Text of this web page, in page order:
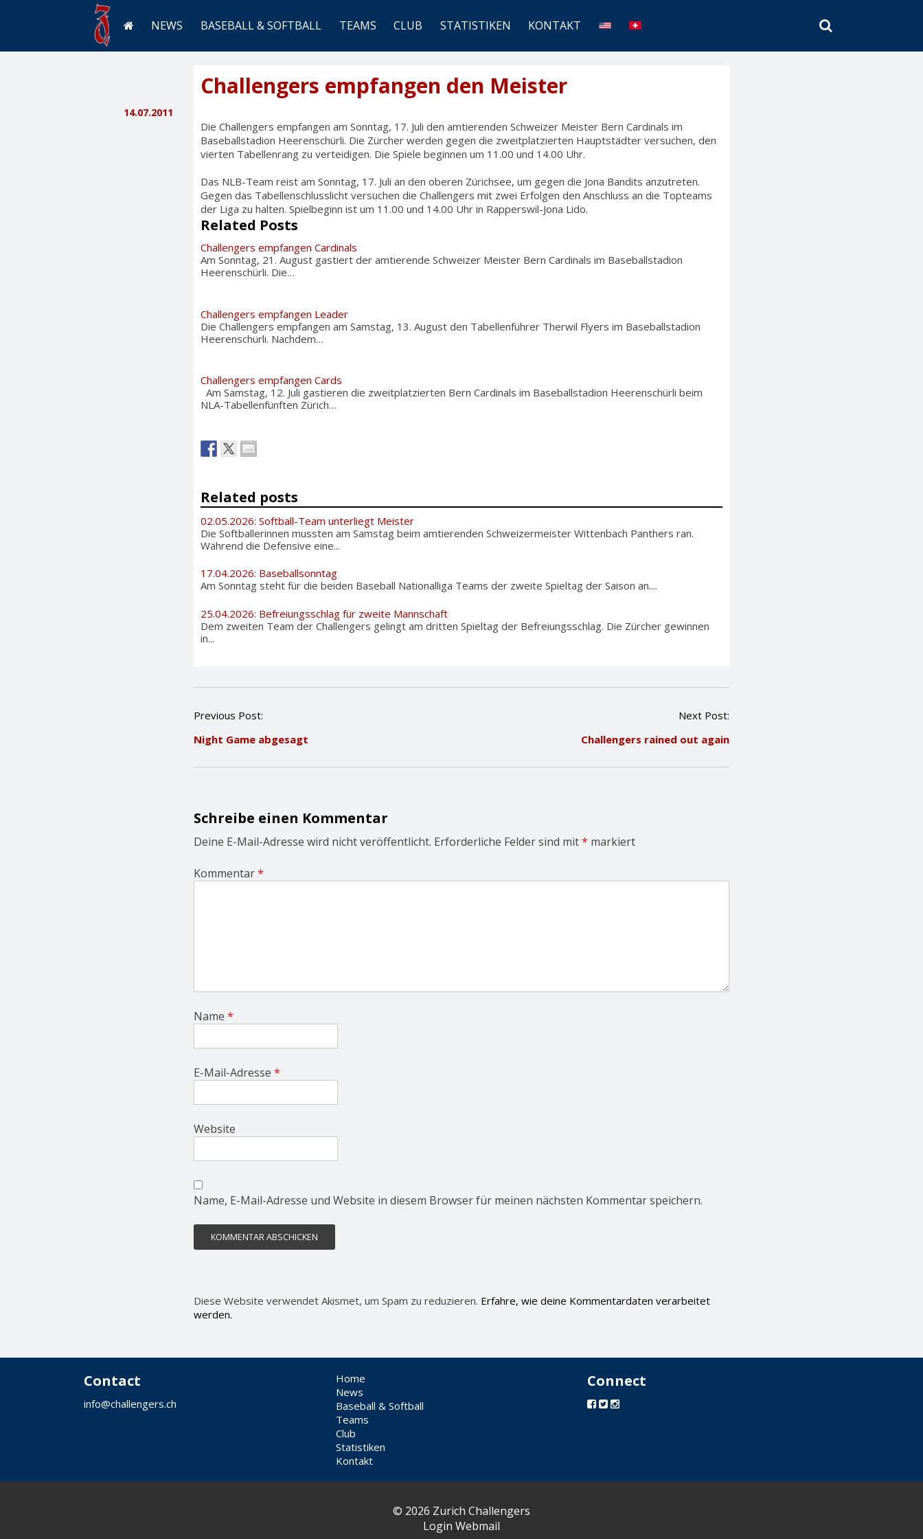
NEWS BASEBALL & SOFTBALL TEAMS CLUB STATISTIKEN KONTAKT
SEARCH
Challengers empfangen den Meister
14.07.2011
Die Challengers empfangen am Sonntag, 17. Juli den amtierenden Schweizer Meister Bern Cardinals im
Baseballstadion Heerenschürli. Die Zürcher werden gegen die zweitplatzierten Hauptstädter versuchen, den
vierten Tabellenrang zu verteidigen. Die Spiele beginnen um 11.00 und 14.00 Uhr.
Das NLB-Team reist am Sonntag, 17. Juli an den oberen Zürichsee, um gegen die Jona Bandits anzutreten.
Gegen das Tabellenschlusslicht versuchen die Challengers mit zwei Erfolgen den Anschluss an die Topteams
der Liga zu halten. Spielbeginn ist um 11.00 und 14.00 Uhr in Rapperswil-Jona Lido.
Related Posts
Challengers empfangen Cardinals
Am Sonntag, 21. August gastiert der amtierende Schweizer Meister Bern Cardinals im Baseballstadion
Heerenschürli. Die…
Challengers empfangen Leader
Die Challengers empfangen am Samstag, 13. August den Tabellenführer Therwil Flyers im Baseballstadion
Heerenschürli. Nachdem…
Challengers empfangen Cards
Am Samstag, 12. Juli gastieren die zweitplatzierten Bern Cardinals im Baseballstadion Heerenschürli beim
NLA-Tabellenfünften Zürich…
Related posts
02.05.2026: Softball-Team unterliegt Meister
Die Softballerinnen mussten am Samstag beim amtierenden Schweizermeister Wittenbach Panthers ran.
Während die Defensive eine...
17.04.2026: Baseballsonntag
Am Sonntag steht für die beiden Baseball Nationalliga Teams der zweite Spieltag der Saison an....
25.04.2026: Befreiungsschlag für zweite Mannschaft
Dem zweiten Team der Challengers gelingt am dritten Spieltag der Befreiungsschlag. Die Zürcher gewinnen
in...
P
s
n
i
g
a
i
o
Previous Post:
Night Game abgesagt
Next Post:
Challengers rained out again
Schreibe einen Kommentar
Deine E-Mail-Adresse wird nicht veröffentlicht. Erforderliche Felder sind mit* markiert
Kommentar*
Name *
E-Mail-Adresse *
Website
Name, E-Mail-Adresse und Website in diesem Browser für meinen nächsten Kommentar speichern.
Diese Website verwendet Akismet, um Spam zu reduzieren. Erfahre, wie deine Kommentardaten verarbeitet
werden.
Contact
info@challengers.ch
Home
News
Baseball & Softball
Teams
Club
Statistiken
Kontakt
Connect
© 2026 Zurich Challengers
Login Webmail